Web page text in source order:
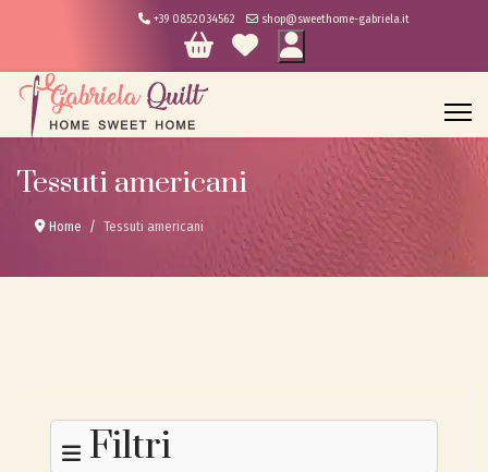
+39 0852034562 shop@sweethome-gabriela.it
Tessuti americani
Home Tessuti americani
Filtri